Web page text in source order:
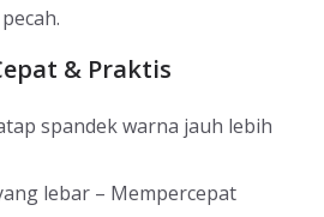
& Praktis
spandek warna jauh lebih
lebar – Mempercepat